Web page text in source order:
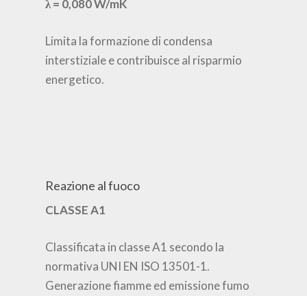
λ = 0,080 W/mK
Limita la formazione di condensa
interstiziale e contribuisce al risparmio
energetico.
Reazione al fuoco
CLASSE A1
Classificata in classe A1 secondo la
normativa UNI EN ISO 13501-1.
Generazione fiamme ed emissione fumo